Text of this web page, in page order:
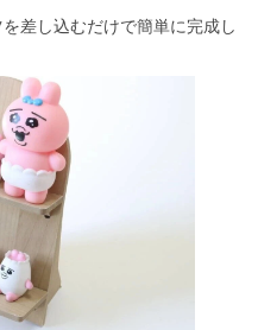
差し込むだけで簡単に完成し